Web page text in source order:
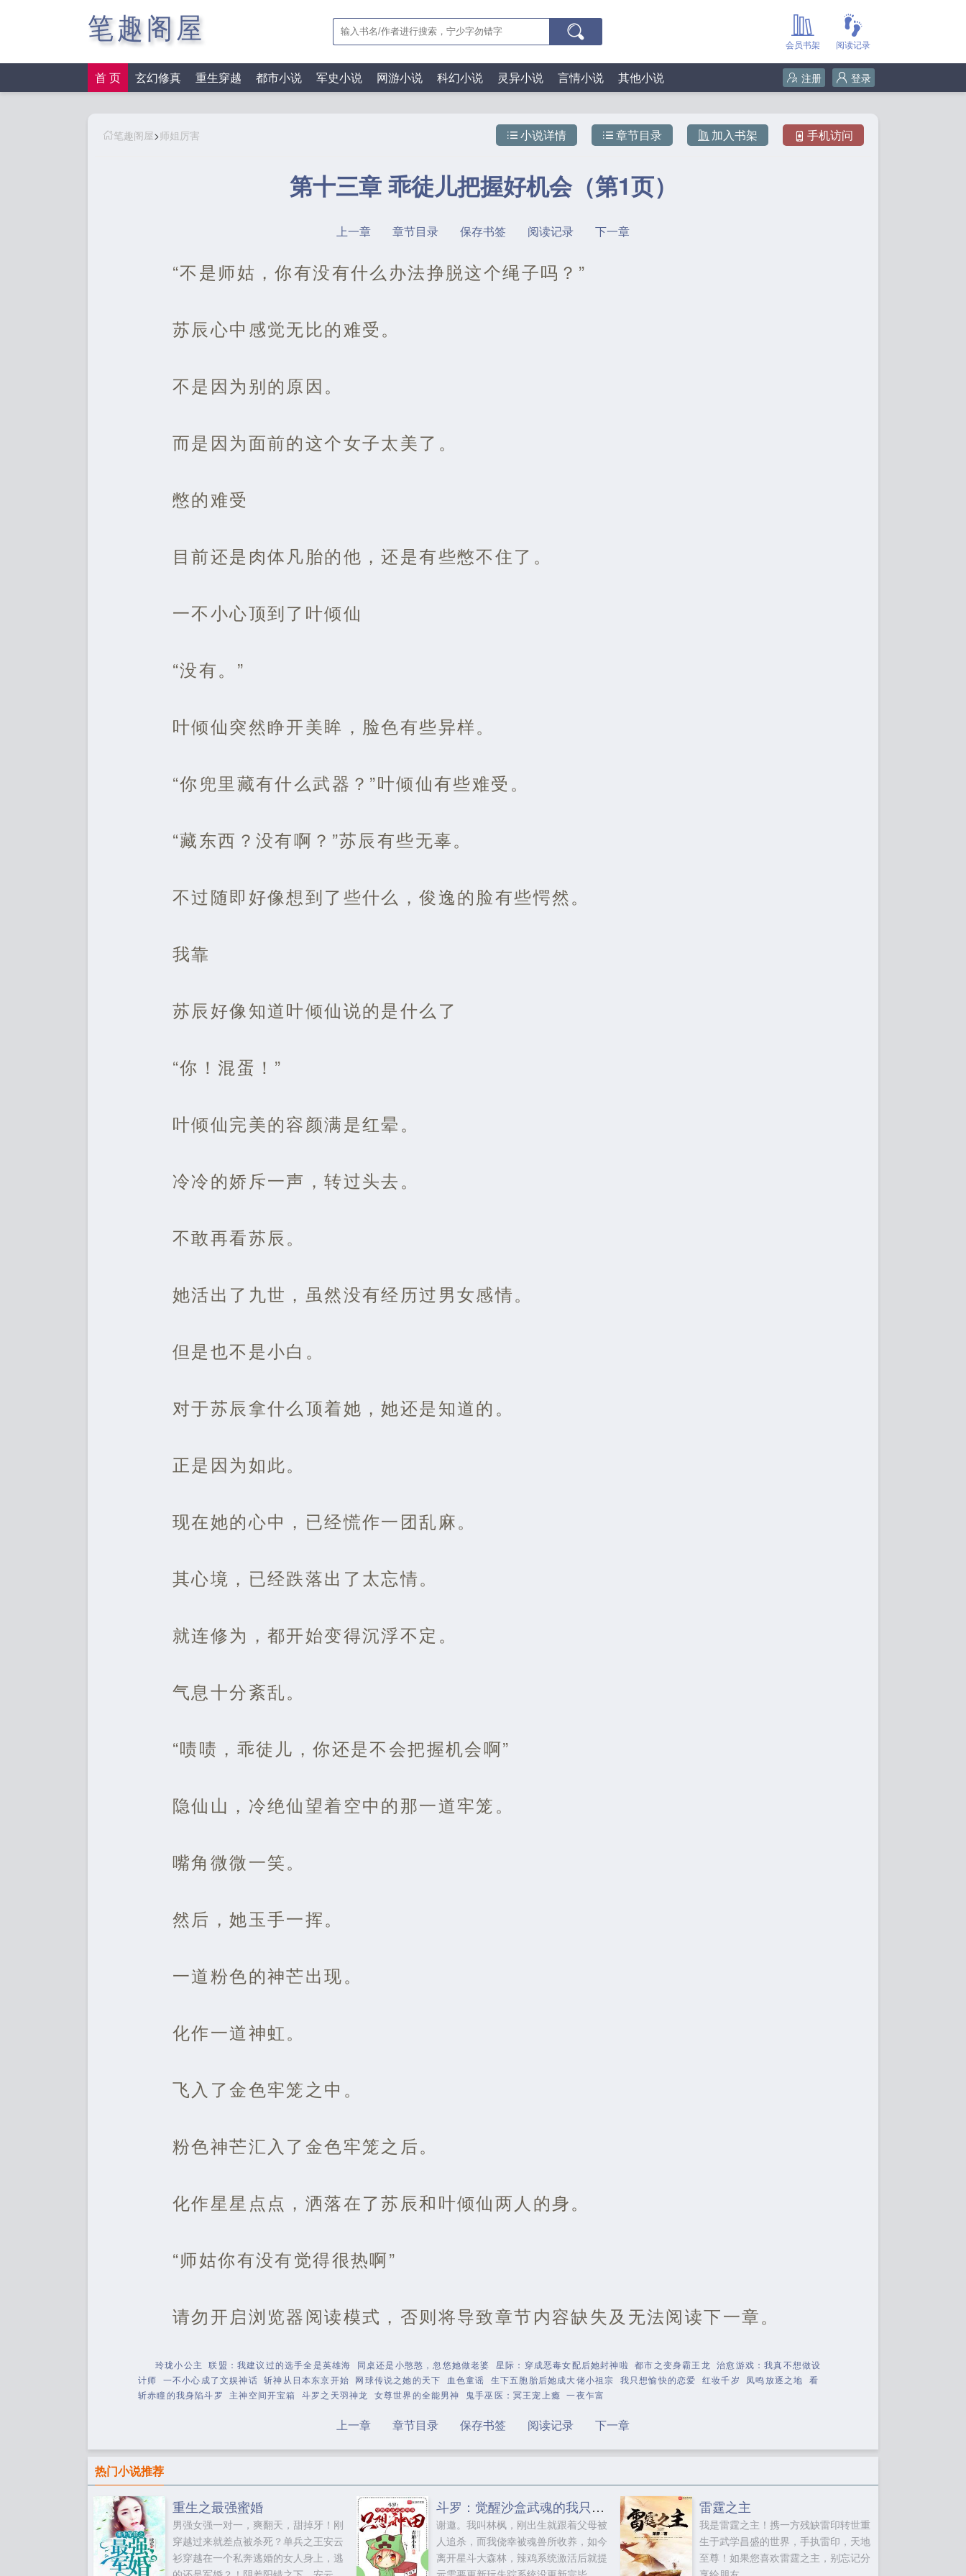
笔趣阁屋 阅读记录
会员书架
首 页 玄幻修真 重生穿越 都市小说 军史小说 网游小说 科幻小说 灵异小说 言情小说 其他小说 登录
注册
笔趣阁屋>师姐厉害 手机访问
加入书架
章节目录
小说详情
第十三章 乖徒儿把握好机会（第1页）
上一章 章节目录 保存书签 阅读记录 下一章
“不是师姑，你有没有什么办法挣脱这个绳子吗？”
苏辰心中感觉无比的难受。
不是因为别的原因。
而是因为面前的这个女子太美了。
憋的难受
目前还是肉体凡胎的他，还是有些憋不住了。
一不小心顶到了叶倾仙
“没有。”
叶倾仙突然睁开美眸，脸色有些异样。
“你兜里藏有什么武器？”叶倾仙有些难受。
“藏东西？没有啊？”苏辰有些无辜。
不过随即好像想到了些什么，俊逸的脸有些愕然。
我靠
苏辰好像知道叶倾仙说的是什么了
“你！混蛋！”
叶倾仙完美的容颜满是红晕。
冷冷的娇斥一声，转过头去。
不敢再看苏辰。
她活出了九世，虽然没有经历过男女感情。
但是也不是小白。
对于苏辰拿什么顶着她，她还是知道的。
正是因为如此。
现在她的心中，已经慌作一团乱麻。
其心境，已经跌落出了太忘情。
就连修为，都开始变得沉浮不定。
气息十分紊乱。
“啧啧，乖徒儿，你还是不会把握机会啊”
隐仙山，冷绝仙望着空中的那一道牢笼。
嘴角微微一笑。
然后，她玉手一挥。
一道粉色的神芒出现。
化作一道神虹。
飞入了金色牢笼之中。
粉色神芒汇入了金色牢笼之后。
化作星星点点，洒落在了苏辰和叶倾仙两人的身。
“师姑你有没有觉得很热啊”
请勿开启浏览器阅读模式，否则将导致章节内容缺失及无法阅读下一章。
玲珑小公主 联盟：我建议过的选手全是英雄海 同桌还是小憨憨，忽悠她做老婆 星际：穿成恶毒女配后她封神啦 都市之变身霸王龙
治愈游戏：我真不想做设
计师 一不小心成了文娱神话 斩神从日本东京开始 网球传说之她的天下 血色童谣 生下五胞胎后她成大佬小祖宗 我只想愉快的恋爱 红妆千岁 凤鸣放逐之地 看
斩赤瞳的我身陷斗罗
主神空间开宝箱 斗罗之天羽神龙 女尊世界的全能男神 鬼手巫医：冥王宠上瘾 一夜乍富
上一章 章节目录 保存书签 阅读记录 下一章
热门小说推荐
重生之最强蜜婚
男强女强一对一，爽翻天，甜掉牙！刚
穿越过来就差点被杀死？单兵之王安云
衫穿越在一个私奔逃婚的女人身上，逃
斗罗：觉醒沙盒武魂的我只想种田
谢邀。我叫林枫，刚出生就跟着父母被
人追杀，而我侥幸被魂兽所收养，如今
离开星斗大森林，辣鸡系统激活后就提
雷霆之主
我是雷霆之主！携一方残缺雷印转世重
生于武学昌盛的世界，手执雷印，天地
至尊！如果您喜欢雷霆之主，别忘记分